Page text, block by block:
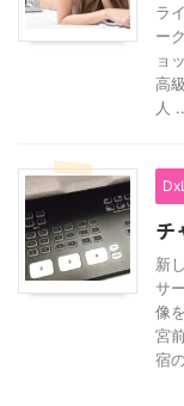
ラ
ー
ョ
高
人
チ
新
サ
像
宮
宿